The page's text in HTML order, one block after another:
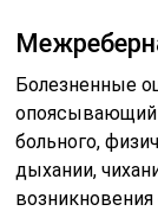
Болезненные
опоясывающий
больного,
дыхании,